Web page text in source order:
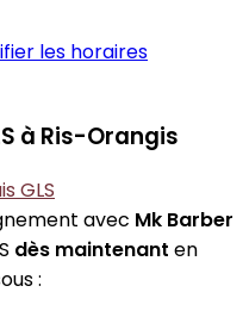
les horaires
à Ris-Orangis
GLS
avec Mk Barber
dès maintenant en
: